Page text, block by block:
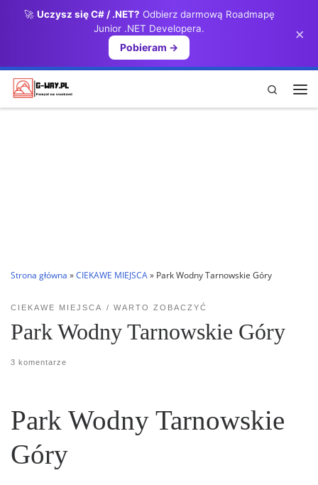
🚀 Uczysz się C# / .NET? Odbierz darmową Roadmapę
Junior .NET Developera.
Pobieram →
×
Przejdź do treści
Search
Strona główna »CIEKAWE MIEJSCA» Park Wodny Tarnowskie Góry
CIEKAWE MIEJSCA WARTO ZOBACZYĆ
Park Wodny Tarnowskie Góry
3 komentarze
Park Wodny Tarnowskie
Góry